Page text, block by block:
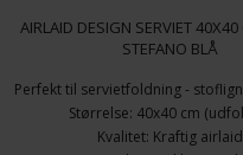
AIRLAID DESIGN SERVIET
STEFANO BLÅ
Perfekt til servietfoldning -
Størrelse: 40x40 cm
Kvalitet: Kraftig airlaid